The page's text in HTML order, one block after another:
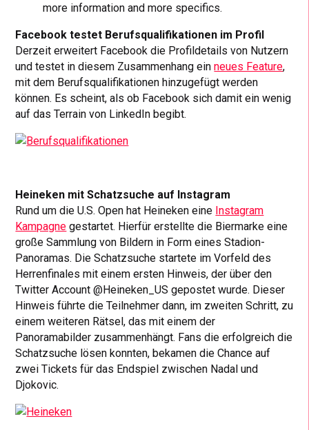
more information and more specifics.
Facebook testet Berufsqualifikationen im Profil
Derzeit erweitert Facebook die Profildetails von Nutzern
und testet in diesem Zusammenhang einneues Feature,
mit dem Berufsqualifikationen hinzugefügt werden
können. Es scheint, als ob Facebook sich damit ein wenig
auf das Terrain von LinkedIn begibt.
Heineken mit Schatzsuche auf Instagram
Rund um die U.S. Open hat Heineken eine Instagram
Kampagne gestartet. Hierfür erstellte die Biermarke eine
große Sammlung von Bildern in Form eines Stadion-
Panoramas. Die Schatzsuche startete im Vorfeld des
Herrenfinales mit einem ersten Hinweis, der über den
Twitter Account @Heineken_US gepostet wurde. Dieser
Hinweis führte die Teilnehmer dann, im zweiten Schritt, zu
einem weiteren Rätsel, das mit einem der
Panoramabilder zusammenhängt. Fans die erfolgreich die
Schatzsuche lösen konnten, bekamen die Chance auf
zwei Tickets für das Endspiel zwischen Nadal und
Djokovic.